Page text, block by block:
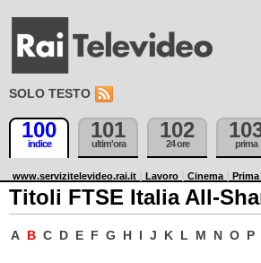
SOLO TESTO
100
indice
101
ultim'ora
102
24 ore prima
www.servizitelevideo.rai.it Lavoro Cinema
Titoli FTSE Italia All-
A B C D E F G H I J K L M N O P